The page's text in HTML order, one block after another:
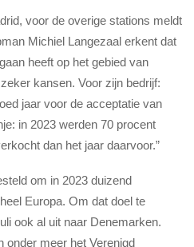
voor de overige stations meldt
Michiel Langezaal erkent dat
heeft op het gebied van
kansen. Voor zijn bedrijf:
jaar voor de acceptatie van
in 2023 werden 70 procent
dan het jaar daarvoor.”
om in 2023 duizend
Europa. Om dat doel te
ook al uit naar Denemarken.
onder meer het Verenigd